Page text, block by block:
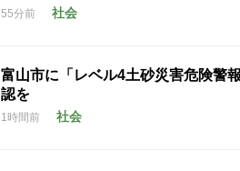
55分前 社会
富山市に「レベル4土砂災害危険
認を
1時間前 社会